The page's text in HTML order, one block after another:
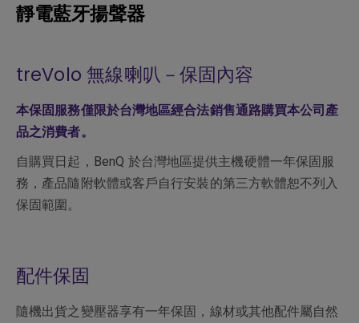
靜電藍牙揚聲器
treVolo 無線喇叭－保固內容
本保固服務僅限於台灣地區經合法銷售通路購買本公司產
品之消費者。
自購買日起，BenQ 於台灣地區提供主機硬體一年保固服
務，產品隨附軟體或客戶自行安裝的第三方軟體恕不列入
保固範圍。
配件保固
隨機出貨之變壓器享有一年保固，線材或其他配件屬自然